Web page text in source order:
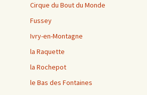
Cirque du Bout du Monde
Fussey
Ivry-en-Montagne
la Raquette
la Rochepot
le Bas des Fontaines